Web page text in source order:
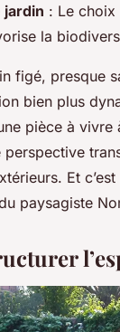
jardin : Le choix
la
figé, presque
bien plus
pièce à vivre
perspective
Et
paysagiste